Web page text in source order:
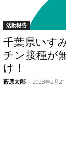
活動報告
千葉県いす
チン接種が
け！
藪原太郎 - 2023年2月21